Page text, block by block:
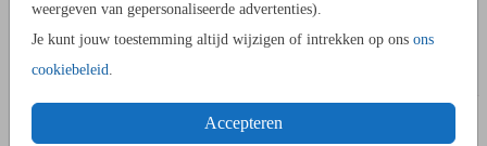
weergeven van gepersonaliseerde advertenties).
Je kunt jouw toestemming altijd wijzigen of intrekken op ons ons
cookiebeleid.
Accepteren
Bij het ontwerpen van een drieluik trouwkaart is het belangrijk
om met een paar dingen rekening te houden:
Ontwerp niet te dicht op de vouwlijnen:
ruim bij de vouwlijn vandaan. En er is een risico voor het
plaatsen van foto’s, kleurvlakken, etc. precies op de